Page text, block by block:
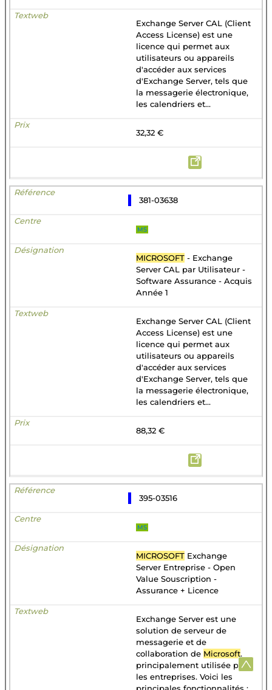
Exchange Server CAL (Client
Access License) est une
licence qui permet aux
utilisateurs ou appareils
d'accéder aux services
d'Exchange Server, tels que
la messagerie électronique,
les calendriers et...
32,32 €
381-03638
MS
MICROSOFT - Exchange
Server CAL par Utilisateur -
Software Assurance - Acquis
Année 1
Exchange Server CAL (Client
Access License) est une
licence qui permet aux
utilisateurs ou appareils
d'accéder aux services
d'Exchange Server, tels que
la messagerie électronique,
les calendriers et...
88,32 €
395-03516
MS
MICROSOFT Exchange
Server Entreprise - Open
Value Souscription -
Assurance + Licence
Exchange Server est une
solution de serveur de
messagerie et de
collaboration de Microsoft,
principalement utilisée par
les entreprises. Voici les